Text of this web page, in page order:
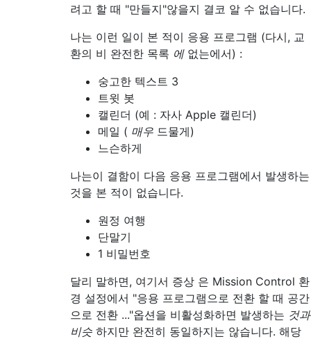
려고 할 때 "만들지"않을지 결코 알 수 없습니다.
나는 이런 일이 본 적이 응용 프로그램 (다시, 교
환의 비 완전한 목록 에없는에서) :
숭고한 텍스트 3
트윗 봇
캘린더 (예 : 자사 Apple 캘린더)
메일 ( 매우 드물게)
느슨하게
나는이 결함이 다음 응용 프로그램에서 발생하는
것을 본 적이 없습니다.
원정 여행
단말기
1 비밀번호
달리 말하면, 여기서 증상 은 Mission Control 환
경 설정에서 "응용 프로그램으로 전환 할 때 공간
으로 전환 ..."옵션을 비활성화하면 발생하는 것과
비슷 하지만 완전히 동일하지는 않습니다. 해당